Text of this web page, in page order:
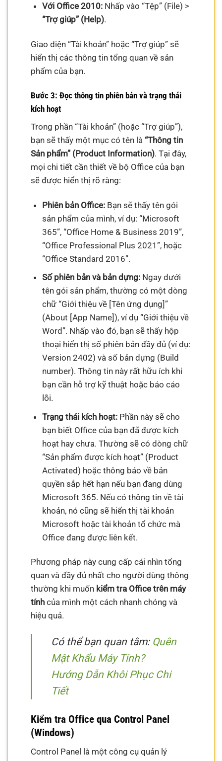
Với Office 2010:Nhấp vào “Tệp” (File) >
“Trợ giúp” (Help).
Giao diện “Tài khoản” hoặc “Trợ giúp” sẽ
hiển thị các thông tin tổng quan về sản
phẩm của bạn.
Bước 3: Đọc thông tin phiên bản và trạng thái
kích hoạt
Trong phần “Tài khoản” (hoặc “Trợ giúp”),
bạn sẽ thấy một mục có tên là“Thông tin
Sản phẩm” (Product Information). Tại đây,
mọi chi tiết cần thiết về bộ Office của bạn
sẽ được hiển thị rõ ràng:
Phiên bản Office:Bạn sẽ thấy tên gói
sản phẩm của mình, ví dụ: “Microsoft
365”, “Office Home & Business 2019”,
“Office Professional Plus 2021”, hoặc
“Office Standard 2016”.
Số phiên bản và bản dựng:Ngay dưới
tên gói sản phẩm, thường có một dòng
chữ “Giới thiệu về [Tên ứng dụng]”
(About [App Name]), ví dụ “Giới thiệu về
Word”. Nhấp vào đó, bạn sẽ thấy hộp
thoại hiển thị số phiên bản đầy đủ (ví dụ:
Version 2402) và số bản dựng (Build
number). Thông tin này rất hữu ích khi
bạn cần hỗ trợ kỹ thuật hoặc báo cáo
lỗi.
Trạng thái kích hoạt:Phần này sẽ cho
bạn biết Office của bạn đã được kích
hoạt hay chưa. Thường sẽ có dòng chữ
“Sản phẩm được kích hoạt” (Product
Activated) hoặc thông báo về bản
quyền sắp hết hạn nếu bạn đang dùng
Microsoft 365. Nếu có thông tin về tài
khoản, nó cũng sẽ hiển thị tài khoản
Microsoft hoặc tài khoản tổ chức mà
Office đang được liên kết.
Phương pháp này cung cấp cái nhìn tổng
quan và đầy đủ nhất cho người dùng thông
thường khi muốn kiểm tra Office trên máy
tính của mình một cách nhanh chóng và
hiệu quả.
Có thể bạn quan tâm: Quên
Mật Khẩu Máy Tính?
Hướng Dẫn Khôi Phục Chi
Tiết
Kiểm tra Office qua Control Panel
(Windows)
Control Panel là một công cụ quản lý